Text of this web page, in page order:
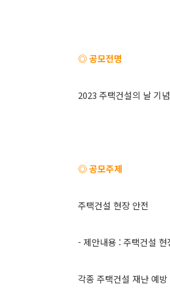
◎ 공모전명
2023 주택건설의 날 기
◎ 공모주제
주택건설 현장 안전
- 제안내용 : 주택건설
각종 주택건설 재난 예